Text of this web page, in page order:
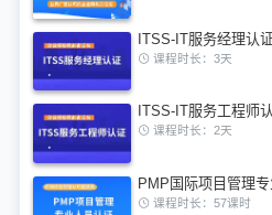
ITSS-IT服务经理认
课程时长：3天
ITSS-IT服务工程师
课程时长：2天
PMP国际项目管理
课程时长：57课时